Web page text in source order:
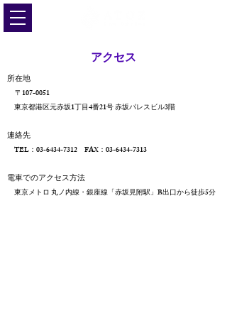
​​アクセス
所在地
〒107-0051
東京都港区元赤坂1丁目4番21号 赤坂パレスビル3階
連絡先
TEL：03-6434-7312 FAX：03-6434-7313
電車でのアクセス方法
東京メトロ 丸ノ内線・銀座線「赤坂見附駅」B出口から徒歩5分